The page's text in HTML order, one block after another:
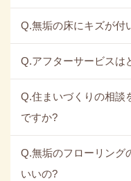
Q.無垢の床にキズが付
Q.アフターサービスは
Q.住まいづくりの相談
ですか?
Q.無垢のフローリング
いいの?